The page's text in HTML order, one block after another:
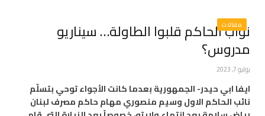
مقالات
نواب الحاكم قلبوا الطاولة… سيناريو
مدروس؟
يوليو 7, 2023
ايفا ابي حيدر- الجمهورية بعدما كانت الأجواء توحي بتسلّم
نائب الحاكم الاول وسيم منصوري مهام حاكم مصرف لبنان